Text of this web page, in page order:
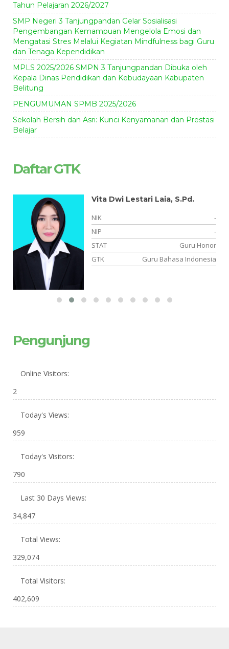
Tahun Pelajaran 2026/2027
SMP Negeri 3 Tanjungpandan Gelar Sosialisasi
Pengembangan Kemampuan Mengelola Emosi dan
Mengatasi Stres Melalui Kegiatan Mindfulness bagi Guru
dan Tenaga Kependidikan
MPLS 2025/2026 SMPN 3 Tanjungpandan Dibuka oleh
Kepala Dinas Pendidikan dan Kebudayaan Kabupaten
Belitung
PENGUMUMAN SPMB 2025/2026
Sekolah Bersih dan Asri: Kunci Kenyamanan dan Prestasi
Belajar
Daftar GTK
Vita Dwi Lestari Laia, S.Pd.
NIK
-
NIP
-
STAT
Guru Honor
GTK
Guru Bahasa Indonesia
Pengunjung
Online Visitors:
2
Today's Views:
959
Today's Visitors:
790
Last 30 Days Views:
34,847
Total Views:
329,074
Total Visitors:
402,609